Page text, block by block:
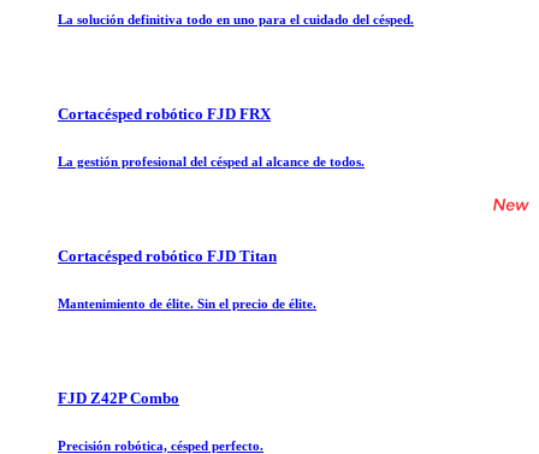
La solución definitiva todo en uno para el cuidado del césped.
Cortacésped robótico FJD FRX
La gestión profesional del césped al alcance de todos.
Cortacésped robótico FJD Titan
Mantenimiento de élite. Sin el precio de élite.
FJD Z42P Combo
Precisión robótica, césped perfecto.